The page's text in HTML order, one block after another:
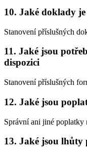
10. Jaké doklady
Stanovení příslušných
11. Jaké jsou
dispozici
Stanovení příslušných
12. Jaké jsou
Správní ani jiné poplatky
13. Jaké jsou lhůty